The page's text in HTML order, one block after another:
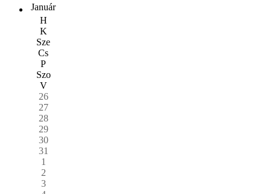
Január
H
K
Sze
Cs
P
Szo
V
26
27
28
29
30
31
1
2
3